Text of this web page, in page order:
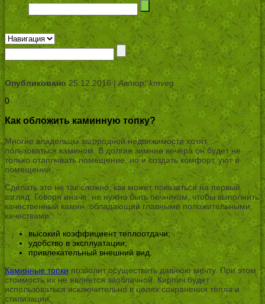
Опубликовано25.12.2016 |Автор: kmveg
0
Как обложить каминную топку?
Многие владельцы загородной недвижимости хотят
пользоваться камином. В долгие зимние вечера он будет не
только отапливать помещение, но и создать комфорт, уют в
помещении.
Сделать это не так сложно, как может показаться на первый
взгляд. Говоря иначе, не нужно быть печником, чтобы выполнить
качественный камин, обладающий главными положительными
качествами:
высокий коэффициент теплоотдачи;
удобство в эксплуатации;
привлекательный внешний вид.
Каминные топкипозволит осуществить давнюю мечту. При этом
стоимость их не является заоблачной. Кирпич будет
использоваться исключительно в целях сохранения тепла и
стилизации.